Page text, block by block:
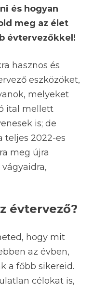
és hogyan
meg az élet
évtervezőkkel!
hasznos és
eszközöket,
melyeket
ital mellett
is; de
teljes 2022-es
meg újra
évtervező?
hogy mit
az évben,
a főbb sikereid.
célokat is,